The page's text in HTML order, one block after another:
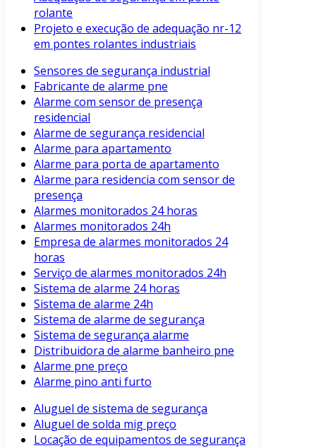
rolante
Projeto e execução de adequação nr-12
em pontes rolantes industriais
Sensores de segurança industrial
Fabricante de alarme pne
Alarme com sensor de presença
residencial
Alarme de segurança residencial
Alarme para apartamento
Alarme para porta de apartamento
Alarme para residencia com sensor de
presença
Alarmes monitorados 24 horas
Alarmes monitorados 24h
Empresa de alarmes monitorados 24
horas
Serviço de alarmes monitorados 24h
Sistema de alarme 24 horas
Sistema de alarme 24h
Sistema de alarme de segurança
Sistema de segurança alarme
Distribuidora de alarme banheiro pne
Alarme pne preço
Alarme pino anti furto
Aluguel de sistema de segurança
Aluguel de solda mig preço
Locação de equipamentos de segurança